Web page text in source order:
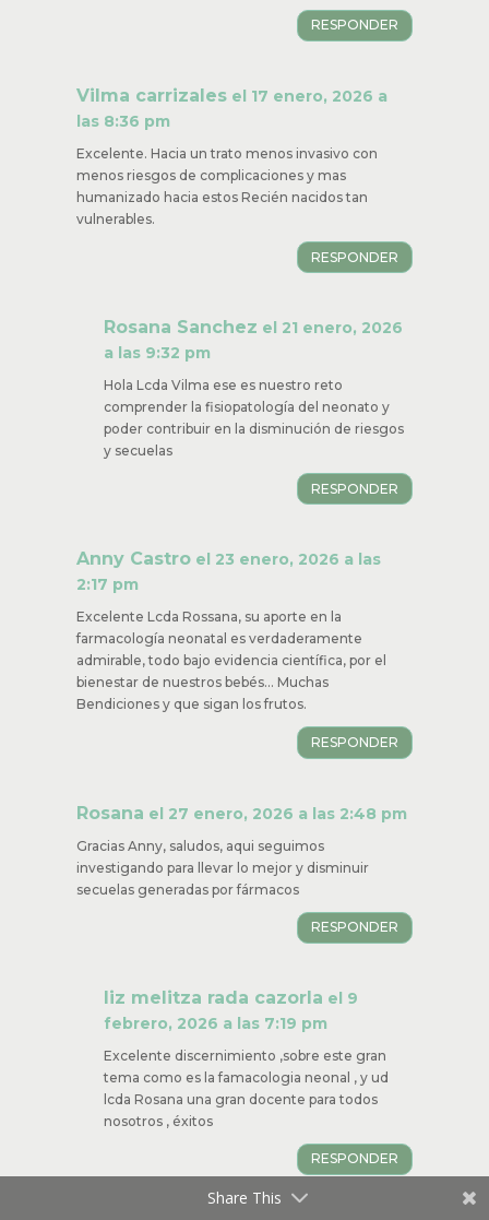
RESPONDER
Vilma carrizales el 17 enero, 2026 a
las 8:36 pm
Excelente. Hacia un trato menos invasivo con
menos riesgos de complicaciones y mas
humanizado hacia estos Recién nacidos tan
vulnerables.
RESPONDER
Rosana Sanchez el 21 enero, 2026
a las 9:32 pm
Hola Lcda Vilma ese es nuestro reto
comprender la fisiopatología del neonato y
poder contribuir en la disminución de riesgos
y secuelas
RESPONDER
Anny Castro el 23 enero, 2026 a las
2:17 pm
Excelente Lcda Rossana, su aporte en la
farmacología neonatal es verdaderamente
admirable, todo bajo evidencia científica, por el
bienestar de nuestros bebés… Muchas
Bendiciones y que sigan los frutos.
RESPONDER
Rosana el 27 enero, 2026 a las 2:48 pm
Gracias Anny, saludos, aqui seguimos
investigando para llevar lo mejor y disminuir
secuelas generadas por fármacos
RESPONDER
liz melitza rada cazorla el 9
febrero, 2026 a las 7:19 pm
Excelente discernimiento ,sobre este gran
tema como es la famacologia neonal , y ud
lcda Rosana una gran docente para todos
nosotros , éxitos
RESPONDER
Share This